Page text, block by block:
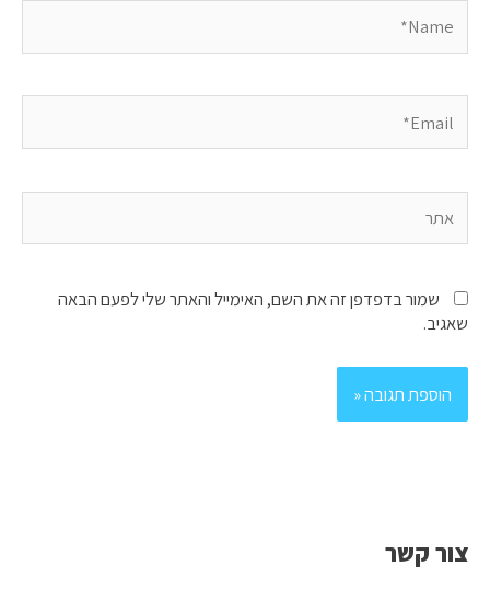
שמור בדפדפן זה את השם, האימייל והאתר שלי לפעם הבאה
שאגיב.
צור קשר